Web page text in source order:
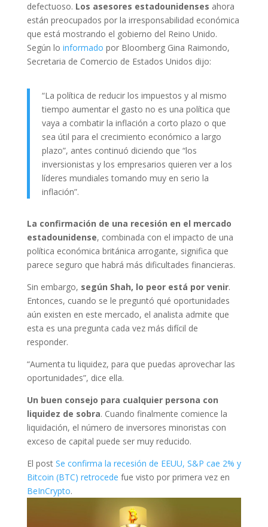
defectuoso. Los asesores estadounidenses ahora
están preocupados por la irresponsabilidad económica
que está mostrando el gobierno del Reino Unido.
Según lo informado por Bloomberg Gina Raimondo,
Secretaria de Comercio de Estados Unidos dijo:
“La política de reducir los impuestos y al mismo
tiempo aumentar el gasto no es una política que
vaya a combatir la inflación a corto plazo o que
sea útil para el crecimiento económico a largo
plazo”, antes continuó diciendo que “los
inversionistas y los empresarios quieren ver a los
líderes mundiales tomando muy en serio la
inflación”.
La confirmación de una recesión en el mercado
estadounidense, combinada con el impacto de una
política económica británica arrogante, significa que
parece seguro que habrá más dificultades financieras.
Sin embargo, según Shah, lo peor está por venir.
Entonces, cuando se le preguntó qué oportunidades
aún existen en este mercado, el analista admite que
esta es una pregunta cada vez más difícil de
responder.
“Aumenta tu liquidez, para que puedas aprovechar las
oportunidades”, dice ella.
Un buen consejo para cualquier persona con
liquidez de sobra. Cuando finalmente comience la
liquidación, el número de inversores minoristas con
exceso de capital puede ser muy reducido.
El post Se confirma la recesión de EEUU, S&P cae 2% y
Bitcoin (BTC) retrocede fue visto por primera vez en
BeInCrypto.